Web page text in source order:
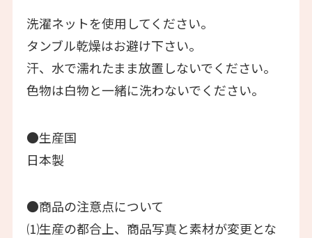
洗濯ネットを使用してください。
タンブル乾燥はお避け下さい。
汗、水で濡れたまま放置しないでください。
色物は白物と一緒に洗わないでください。
●生産国
日本製
●商品の注意点について
⑴生産の都合上、商品写真と素材が変更とな